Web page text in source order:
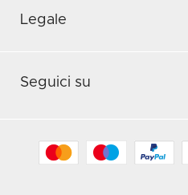
Legale
Seguici su